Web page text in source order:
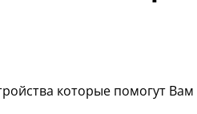
которые помогут